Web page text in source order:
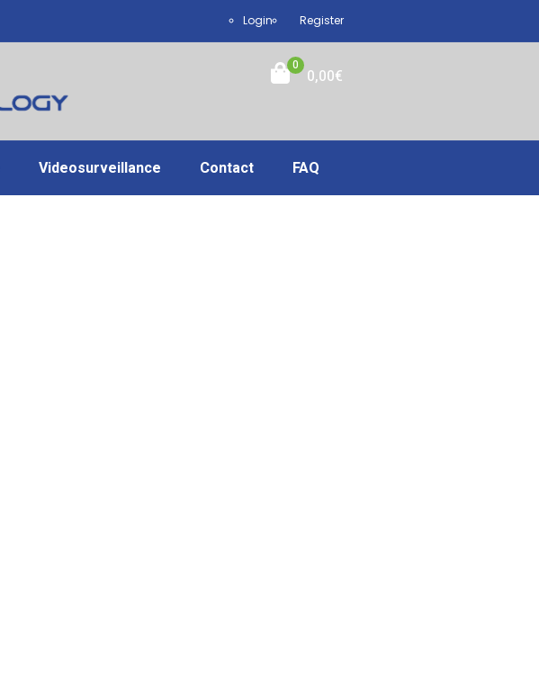
Login Register
0
0,00€
Videosurveillance Contact FAQ